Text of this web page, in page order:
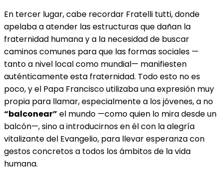
En tercer lugar, cabe recordar Fratelli tutti, donde
apelaba a atender las estructuras que dañan la
fraternidad humana y a la necesidad de buscar
caminos comunes para que las formas sociales —
tanto a nivel local como mundial— manifiesten
auténticamente esta fraternidad. Todo esto no es
poco, y el Papa Francisco utilizaba una expresión muy
propia para llamar, especialmente a los jóvenes, a no
“balconear” el mundo —como quien lo mira desde un
balcón—, sino a introducirnos en él con la alegría
vitalizante del Evangelio, para llevar esperanza con
gestos concretos a todos los ámbitos de la vida
humana.